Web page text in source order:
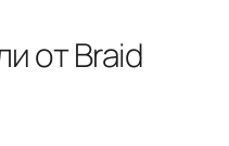
от Braid